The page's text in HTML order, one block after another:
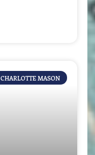
CHARLOTTE MASON